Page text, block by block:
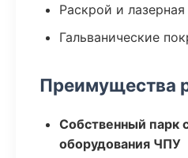
Раскрой и лазерная
Гальванические
Преимущества
Собственный парк
оборудования ЧПУ